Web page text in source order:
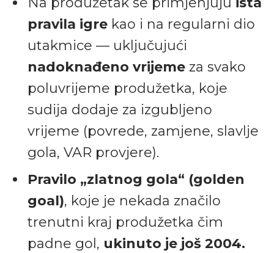
pravila igre kao i na regularni dio
utakmice — uključujući
nadoknađeno vrijeme za svako
poluvrijeme produžetka, koje
sudija dodaje za izgubljeno
vrijeme (povrede, zamjene, slavlje
gola, VAR provjere).
Pravilo „zlatnog gola“ (golden
goal), koje je nekada značilo
trenutni kraj produžetka čim
padne gol, ukinuto je još 2004.